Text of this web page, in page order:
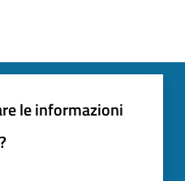
le informazioni